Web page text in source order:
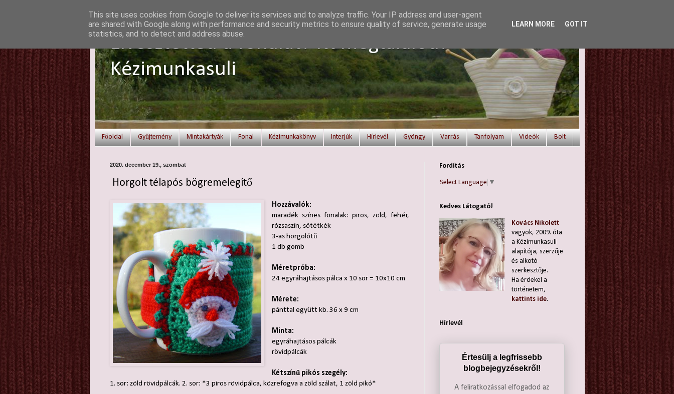
Elvesztetted a fonalat? Itt megtalálod!
Kézimunkasuli
Főoldal Gyűjtemény Mintakártyák Fonal Kézimunkakönyv Interjúk Hírlevél Gyöngy Varrás Tanfolyam Videók Bolt
2020. december 19., szombat
Horgolt télapós bögremelegítő
Hozzávalók:
maradék színes fonalak: piros, zöld, fehér,
rózsaszín, sötétkék
3-as horgolótű
1 db gomb
Méretpróba:
24 egyráhajtásos pálca x 10 sor = 10x10 cm
Mérete:
pánttal együtt kb. 36 x 9 cm
Minta:
egyráhajtásos pálcák
rövidpálcák
Kétszínű pikós szegély:
1. sor: zöld rövidpálcák. 2. sor: *3 piros rövidpálca, közrefogva a zöld szálat, 1 zöld pikó*
Fordítás
Select Language ▼
Kedves Látogató!
Kovács Nikolett
vagyok, 2009. óta
a Kézimunkasuli
alapítója, szerzője
és alkotó
szerkesztője.
Ha érdekel a
történetem,
kattints ide.
Hírlevél
Értesülj a legfrissebb
blogbejegyzésekről!
A feliratkozással elfogadod az
This site uses cookies from Google to deliver its services and to analyze traffic. Your IP address and user-agent
are shared with Google along with performance and security metrics to ensure quality of service, generate usage
statistics, and to detect and address abuse.
LEARN MORE GOT IT